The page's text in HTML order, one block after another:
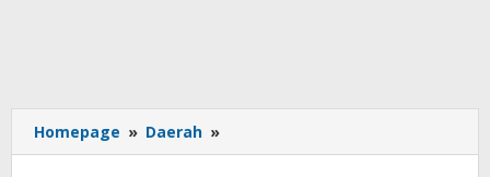
Homepage » Daerah »
NTT